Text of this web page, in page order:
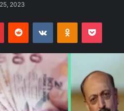
2023
PinterestReddit VKontakteOdnoklassniki
Pocket